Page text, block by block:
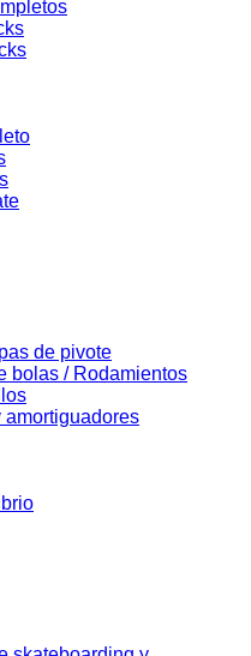
de pivote
bolas / Rodamientos